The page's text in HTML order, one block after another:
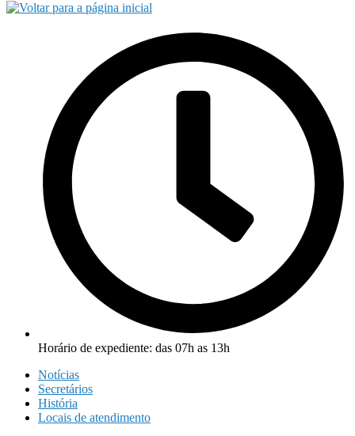
Horário de expediente: das 07h as 13h
Notícias
Secretários
História
Locais de atendimento